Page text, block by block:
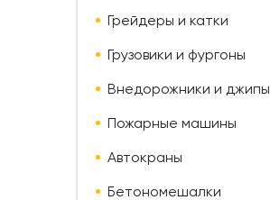
Грейдеры и катки
Грузовики и фургоны
Внедорожники и джипы
Пожарные машины
Автокраны
Бетономешалки